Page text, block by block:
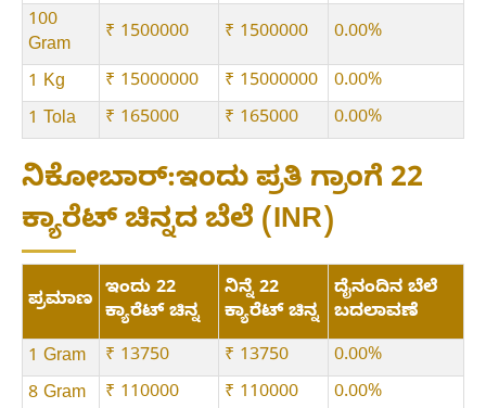
100
Gram
₹ 1500000 ₹ 1500000 0.00%
1 Kg ₹ 15000000 ₹ 15000000
0.00%
1 Tola
₹ 165000 ₹ 165000 0.00%
ನಿಕೋಬಾರ್:ಇಂದು ಪ್ರತಿ ಗ್ರಾಂಗೆ 22
ಕ್ಯಾರೆಟ್ ಚಿನ್ನದ ಬೆಲೆ (INR)
ಪ್ರಮಾಣ ಇಂದು 22
ಕ್ಯಾರೆಟ್ ಚಿನ್ನ
ನಿನ್ನೆ 22
ಕ್ಯಾರೆಟ್ ಚಿನ್ನ
ದೈನಂದಿನ ಬೆಲೆ
ಬದಲಾವಣೆ
1 Gram
₹ 13750 ₹ 13750
0.00%
8 Gram
₹ 110000 ₹ 110000
0.00%